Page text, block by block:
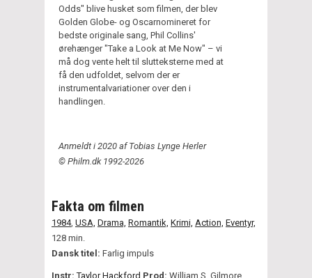
Odds" blive husket som filmen, der blev
Golden Globe- og Oscarnomineret for
bedste originale sang, Phil Collins'
ørehænger "Take a Look at Me Now" – vi
må dog vente helt til slutteksterne med at
få den udfoldet, selvom der er
instrumentalvariationer over den i
handlingen.
Anmeldt i 2020 af Tobias Lynge Herler
© Philm.dk 1992-2026
Fakta om filmen
1984, USA, Drama, Romantik, Krimi, Action, Eventyr,
128 min.
Dansk titel: Farlig impuls
Instr: Taylor Hackford Prod: William S. Gilmore,